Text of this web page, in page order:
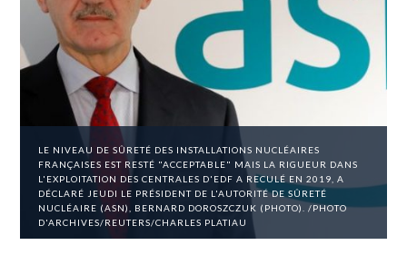
LE NIVEAU DE SÛRETÉ DES INSTALLATIONS NUCLÉAIRES
FRANÇAISES EST RESTÉ "ACCEPTABLE" MAIS LA RIGUEUR DANS
L'EXPLOITATION DES CENTRALES D'EDF A RECULÉ EN 2019, A
DÉCLARÉ JEUDI LE PRÉSIDENT DE L'AUTORITÉ DE SÛRETÉ
NUCLÉAIRE (ASN), BERNARD DOROSZCZUK (PHOTO). /PHOTO
D'ARCHIVES/REUTERS/CHARLES PLATIAU